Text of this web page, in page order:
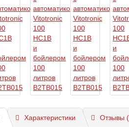
Характеристики Отзывы